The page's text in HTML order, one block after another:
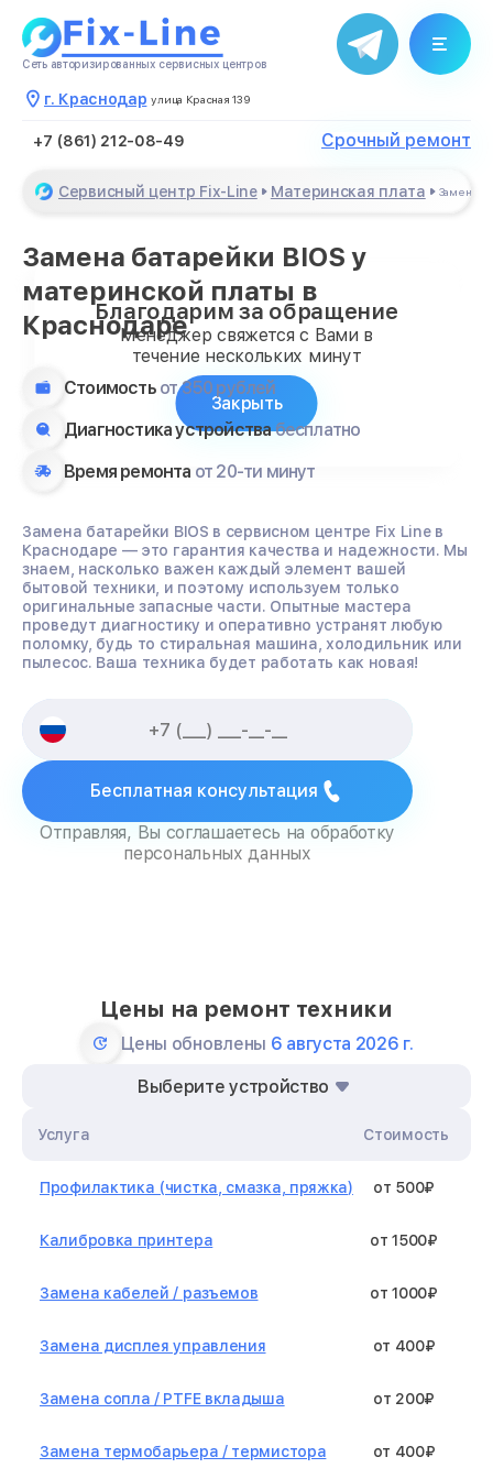
Сеть авторизированных сервисных центров
г. Краснодар улица Красная 139
+7 (861) 212-08-49 Срочный ремонт
Сервисный центр Fix-Line Материнская плата Замена
Замена батарейки BIOS у
материнской платы в
Краснодаре
Стоимость от 350 рублей
Диагностика устройствабесплатно
Время ремонта от 20-ти минут
Замена батарейки BIOS в сервисном центре Fix Line в
Краснодаре — это гарантия качества и надежности. Мы
знаем, насколько важен каждый элемент вашей
бытовой техники, и поэтому используем только
оригинальные запасные части. Опытные мастера
проведут диагностику и оперативно устранят любую
поломку, будь то стиральная машина, холодильник или
пылесос. Ваша техника будет работать как новая!
Бесплатная консультация
Отправляя, Вы соглашаетесь на обработку
персональных данных
Цены на ремонт техники
Цены обновлены 6 августа 2026 г.
Выберите устройство
Услуга Стоимость
Профилактика (чистка, смазка, пряжка) от 500₽
Калибровка принтера от 1500₽
Замена кабелей / разъемов от 1000₽
Замена дисплея управления от 400₽
Замена сопла / PTFE вкладыша от 200₽
Замена термобарьера / термистора от 400₽
Благодарим за обращение
Менеджер свяжется с Вами в
течение нескольких минут
Закрыть